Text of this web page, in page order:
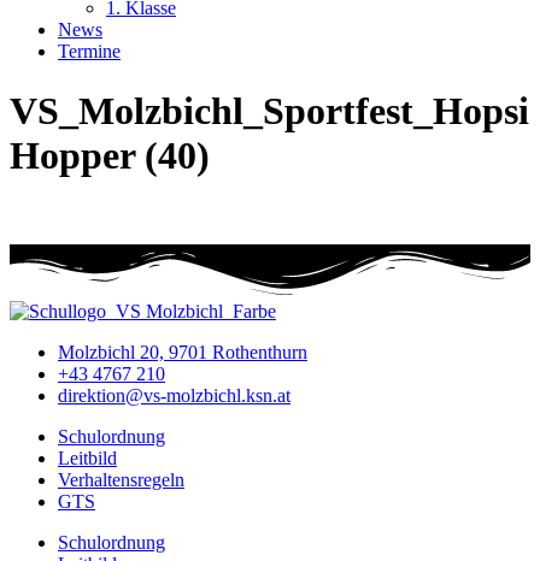
1. Klasse
News
Termine
VS_Molzbichl_Sportfest_Hopsi
Hopper (40)
Molzbichl 20, 9701 Rothenthurn
+43 4767 210
direktion@vs-molzbichl.ksn.at
Schulordnung
Leitbild
Verhaltensregeln
GTS
Schulordnung